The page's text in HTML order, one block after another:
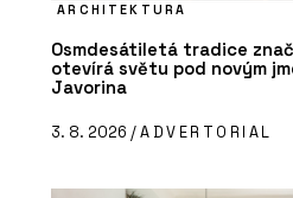
ARCHITEKTURA
Osmdesátiletá tradice
otevírá světu pod novým
Javorina
3. 8. 2026 /ADVERTORIAL